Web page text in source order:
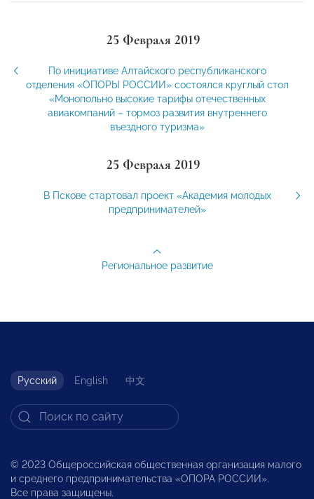
25 Февраля 2019
По инициативе Алтайского республиканского
отделения «ОПОРЫ РОССИИ» состоялся круглый стол
«Монопольно высокие тарифы отечественных
авиакомпаний – тормоз развития внутреннего
въездного туризма»
25 Февраля 2019
В Пскове стартовал проект «Академия молодых
предпринимателей»
Региональное развитие
Русский English 中文
© 2023 Общероссийская общественная организация малого
и среднего предпринимательства «ОПОРА РОССИИ».
Все права защищены.